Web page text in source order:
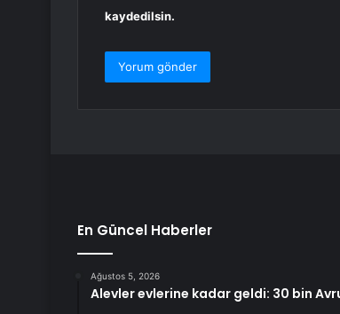
kaydedilsin.
En Güncel Haberler
Ağustos 5, 2026
Alevler evlerine kadar geldi: 30 bin